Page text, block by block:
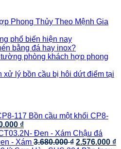
Phong Thủy Theo Mệnh Gia
phổ biến hiện nay
bằng đá hay inox?
phòng khách hợp phong
xử lý bồn cầu bị hôi dứt điểm tại
Bồn cầu một khối CP8-
₫Giá
hiện
tại
Chậu đá
- Xám 3.680.000₫ Giá
2.576.000 ₫